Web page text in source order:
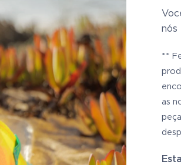
nós
**
as